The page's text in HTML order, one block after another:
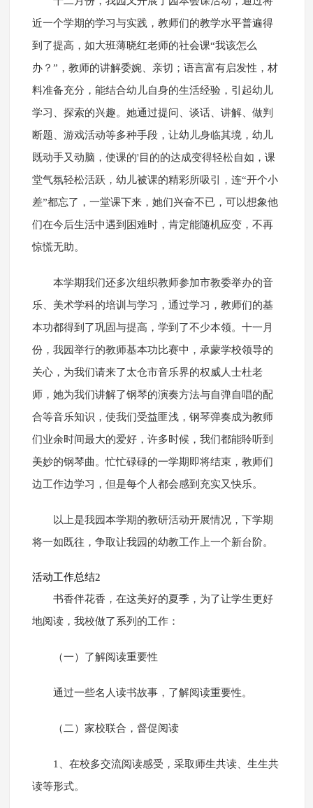
近一个学期的学习与实践，教师们的教学水平普遍得
到了提高，如大班薄晓红老师的社会课“我该怎么
办？”，教师的讲解委婉、亲切；语言富有启发性，材
料准备充分，能结合幼儿自身的生活经验，引起幼儿
学习、探索的兴趣。她通过提问、谈话、讲解、做判
断题、游戏活动等多种手段，让幼儿身临其境，幼儿
既动手又动脑，使课的'目的的达成变得轻松自如，课
堂气氛轻松活跃，幼儿被课的精彩所吸引，连“开个小
差”都忘了，一堂课下来，她们兴奋不已，可以想象他
们在今后生活中遇到困难时，肯定能随机应变，不再
惊慌无助。
本学期我们还多次组织教师参加市教委举办的音
乐、美术学科的培训与学习，通过学习，教师们的基
本功都得到了巩固与提高，学到了不少本领。十一月
份，我园举行的教师基本功比赛中，承蒙学校领导的
关心，为我们请来了太仓市音乐界的权威人士杜老
师，她为我们讲解了钢琴的演奏方法与自弹自唱的配
合等音乐知识，使我们受益匪浅，钢琴弹奏成为教师
们业余时间最大的爱好，许多时候，我们都能聆听到
美妙的钢琴曲。忙忙碌碌的一学期即将结束，教师们
边工作边学习，但是每个人都会感到充实又快乐。
以上是我园本学期的教研活动开展情况，下学期
将一如既往，争取让我园的幼教工作上一个新台阶。
活动工作总结2
书香伴花香，在这美好的夏季，为了让学生更好
地阅读，我校做了系列的工作：
（一）了解阅读重要性
通过一些名人读书故事，了解阅读重要性。
（二）家校联合，督促阅读
1、在校多交流阅读感受，采取师生共读、生生共
读等形式。